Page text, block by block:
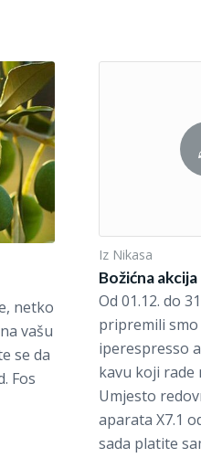
netko
vašu
se da
Fos
Iz Nikasa
Božićna akcija
Od 01.12. do
pripremili smo
iperespresso
kavu koji rade
Umjesto
aparata X7.1
sada platite